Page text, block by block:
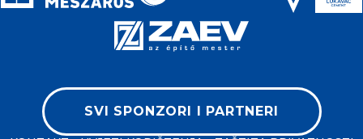
SVI SPONZORI I PARTNERI